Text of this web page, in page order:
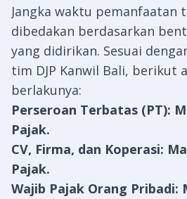
Jangka waktu pemanfaatan
dibedakan berdasarkan
yang didirikan. Sesuai
tim DJP Kanwil Bali, berikut
berlakunya:
Perseroan Terbatas (PT):
Pajak.
CV, Firma, dan Koperasi:
Pajak.
Wajib Pajak Orang Pribadi: